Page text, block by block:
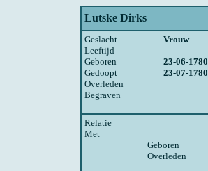
Lutske Dirks
Geslacht
Vrouw
Leeftijd
Geboren
23-06-1780
Gedoopt
23-07-1780
Overleden
Begraven
Relatie
Met
Geboren
Overleden